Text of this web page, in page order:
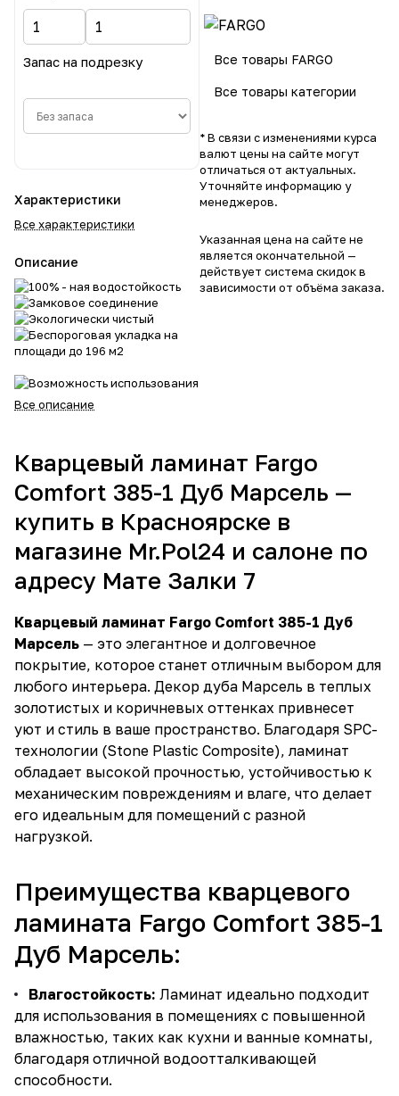
Запас на подрезку
Характеристики
Все характеристики
Описание
Все описание
Все товары FARGO
Все товары категории
* В связи с изменениями курса
валют цены на сайте могут
отличаться от актуальных.
Уточняйте информацию у
менеджеров.
Указанная цена на сайте не
является окончательной —
действует система скидок в
зависимости от объёма заказа.
Кварцевый ламинат Fargo
Comfort 385-1 Дуб Марсель —
купить в Красноярске в
магазине Mr.Pol24 и салоне по
адресу Мате Залки 7
Кварцевый ламинат Fargo Comfort 385-1 Дуб
Марсель — это элегантное и долговечное
покрытие, которое станет отличным выбором для
любого интерьера. Декор дуба Марсель в теплых
золотистых и коричневых оттенках привнесет
уют и стиль в ваше пространство. Благодаря SPC-
технологии (Stone Plastic Composite), ламинат
обладает высокой прочностью, устойчивостью к
механическим повреждениям и влаге, что делает
его идеальным для помещений с разной
нагрузкой.
Преимущества кварцевого
ламината Fargo Comfort 385-1
Дуб Марсель:
Влагостойкость: Ламинат идеально подходит
для использования в помещениях с повышенной
влажностью, таких как кухни и ванные комнаты,
благодаря отличной водоотталкивающей
способности.